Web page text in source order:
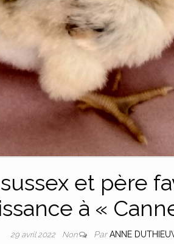
et père
à «
29 avril 2022 Non ParANNE